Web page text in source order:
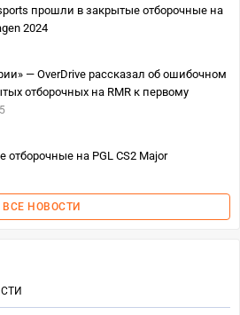
прошли в закрытые отборочные на
2024
— OverDrive рассказал об ошибочном
отборочных на RMR к первому
5
отборочные на PGL CS2 Major
ВСЕ НОВОСТИ